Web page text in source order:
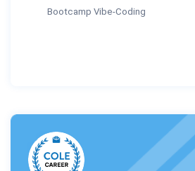
Bootcamp Vibe-Coding